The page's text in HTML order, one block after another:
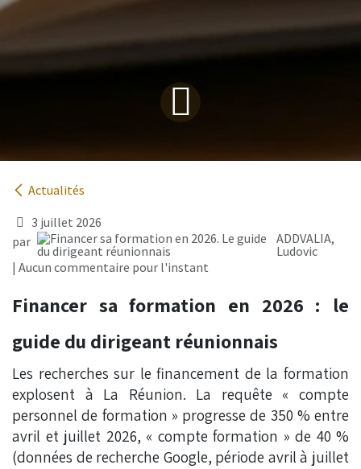
Actualités
3 juillet 2026
par
ADDVALIA,
Ludovic
| Aucun commentaire pour l'instant
Financer sa formation en 2026 : le
guide du dirigeant réunionnais
Les recherches sur le financement de la formation
explosent à La Réunion. La requête « compte
personnel de formation » progresse de 350 % entre
avril et juillet 2026, « compte formation » de 40 %
(données de recherche Google, période avril à juillet